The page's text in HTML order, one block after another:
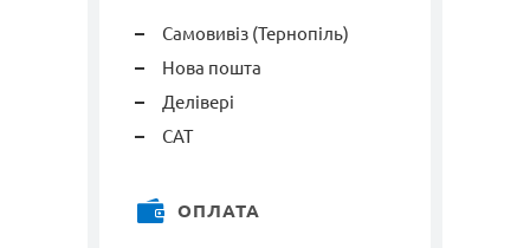
Самовивіз (Тернопіль)
Нова пошта
Делівері
САТ
ОПЛАТА